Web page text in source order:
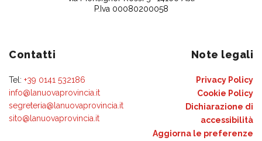
P.Iva 00080200058
Contatti
Tel: +39 0141 532186
info@lanuovaprovincia.it
segreteria@lanuovaprovincia.it
sito@lanuovaprovincia.it
Note legali
Privacy Policy
Cookie Policy
Dichiarazione di
accessibilità
Aggiorna le preferenze